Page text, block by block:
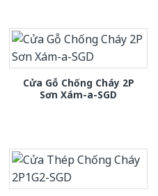
Cửa Gỗ Chống Cháy 2P
Sơn Xám-a-SGD